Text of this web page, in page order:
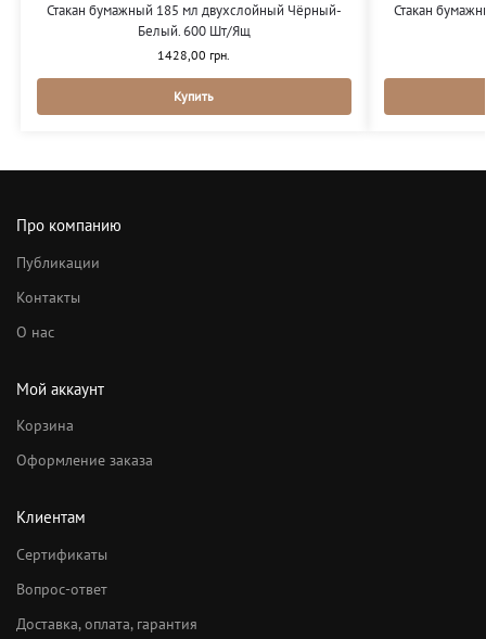
Стакан бумажный 185 мл двухслойный Чёрный-
Белый. 600 Шт/Ящ
1428,00 грн.
Купить
Стакан
Про компанию
Публикации
Контакты
О нас
Мой аккаунт
Корзина
Оформление заказа
Клиентам
Сертификаты
Вопрос-ответ
Доставка, оплата, гарантия